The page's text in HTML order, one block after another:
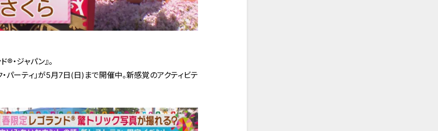
・ジャパン』。
・パーティ」が5月7日(日)まで開催中。新感覚のアクティビテ